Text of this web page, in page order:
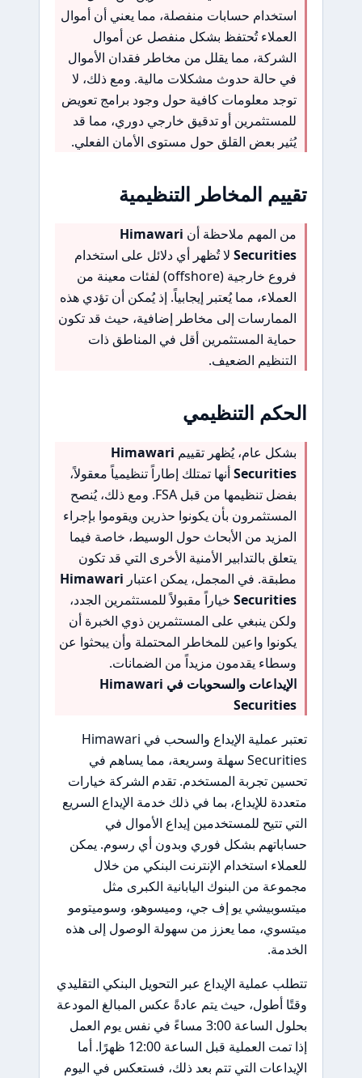
استخدام حسابات منفصلة، مما يعني أن أموال
العملاء تُحتفظ بشكل منفصل عن أموال
الشركة، مما يقلل من مخاطر فقدان الأموال
في حالة حدوث مشكلات مالية. ومع ذلك، لا
توجد معلومات كافية حول وجود برامج تعويض
للمستثمرين أو تدقيق خارجي دوري، مما قد
يُثير بعض القلق حول مستوى الأمان الفعلي.
تقييم المخاطر التنظيمية
من المهم ملاحظة أن Himawari
Securitiesلا تُظهر أي دلائل على استخدام
فروع خارجية (offshore) لفئات معينة من
العملاء، مما يُعتبر إيجابياً. إذ يُمكن أن تؤدي هذه
الممارسات إلى مخاطر إضافية، حيث قد تكون
حماية المستثمرين أقل في المناطق ذات
التنظيم الضعيف.
الحكم التنظيمي
بشكل عام، يُظهر تقييم Himawari
Securitiesأنها تمتلك إطاراً تنظيمياً معقولاً،
بفضل تنظيمها من قبل FSA. ومع ذلك، يُنصح
المستثمرون بأن يكونوا حذرين ويقوموا بإجراء
المزيد من الأبحاث حول الوسيط، خاصة فيما
يتعلق بالتدابير الأمنية الأخرى التي قد تكون
مطبقة. في المجمل، يمكن اعتبار Himawari
Securitiesخياراً مقبولاً للمستثمرين الجدد،
ولكن ينبغي على المستثمرين ذوي الخبرة أن
يكونوا واعين للمخاطر المحتملة وأن يبحثوا عن
وسطاء يقدمون مزيداً من الضمانات.
الإيداعات والسحوبات في Himawari
Securities
تعتبر عملية الإيداع والسحب في Himawari
Securities سهلة وسريعة، مما يساهم في
تحسين تجربة المستخدم. تقدم الشركة خيارات
متعددة للإيداع، بما في ذلك خدمة الإيداع السريع
التي تتيح للمستخدمين إيداع الأموال في
حساباتهم بشكل فوري وبدون أي رسوم. يمكن
للعملاء استخدام الإنترنت البنكي من خلال
مجموعة من البنوك اليابانية الكبرى مثل
ميتسوبيشي يو إف جي، وميسوهو، وسوميتومو
ميتسوي، مما يعزز من سهولة الوصول إلى هذه
الخدمة.
تتطلب عملية الإيداع عبر التحويل البنكي التقليدي
وقتًا أطول، حيث يتم عادةً عكس المبالغ المودعة
بحلول الساعة 3:00 مساءً في نفس يوم العمل
إذا تمت العملية قبل الساعة 12:00 ظهرًا. أما
الإيداعات التي تتم بعد ذلك، فستعكس في اليوم